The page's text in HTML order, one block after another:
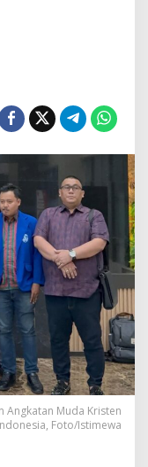
Angkatan Muda Kristen
Foto/Istimewa